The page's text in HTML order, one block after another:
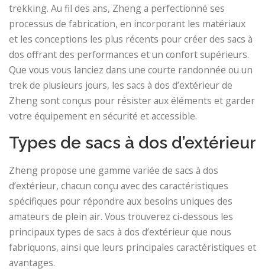
trekking. Au fil des ans, Zheng a perfectionné ses
processus de fabrication, en incorporant les matériaux
et les conceptions les plus récents pour créer des sacs à
dos offrant des performances et un confort supérieurs.
Que vous vous lanciez dans une courte randonnée ou un
trek de plusieurs jours, les sacs à dos d’extérieur de
Zheng sont conçus pour résister aux éléments et garder
votre équipement en sécurité et accessible.
Types de sacs à dos d’extérieur
Zheng propose une gamme variée de sacs à dos
d’extérieur, chacun conçu avec des caractéristiques
spécifiques pour répondre aux besoins uniques des
amateurs de plein air. Vous trouverez ci-dessous les
principaux types de sacs à dos d’extérieur que nous
fabriquons, ainsi que leurs principales caractéristiques et
avantages.